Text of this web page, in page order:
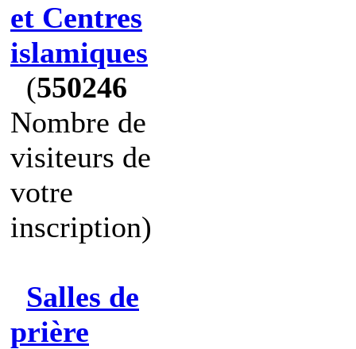
et Centres
islamiques
(550246
Nombre de
visiteurs de
votre
inscription)
Salles de
prière